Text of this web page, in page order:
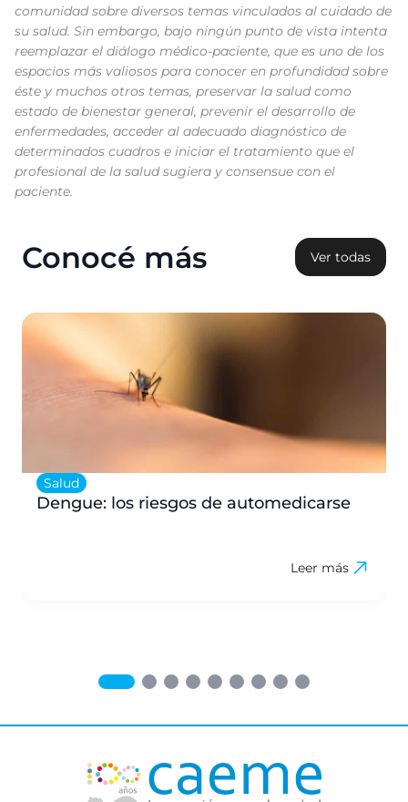
comunidad sobre diversos temas vinculados al cuidado de
su salud. Sin embargo, bajo ningún punto de vista intenta
reemplazar el diálogo médico-paciente, que es uno de los
espacios más valiosos para conocer en profundidad sobre
éste y muchos otros temas, preservar la salud como
estado de bienestar general, prevenir el desarrollo de
enfermedades, acceder al adecuado diagnóstico de
determinados cuadros e iniciar el tratamiento que el
profesional de la salud sugiera y consensue con el
paciente.
Conocé más Ver todas
Salud
Dengue: los riesgos de automedicarse
Leer más